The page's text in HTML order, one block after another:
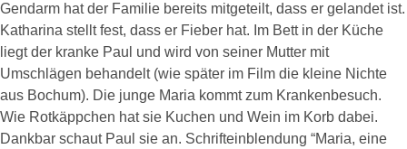
Gendarm hat der Familie bereits mitgeteilt, dass er gelandet ist.
Katharina stellt fest, dass er Fieber hat. Im Bett in der Küche
liegt der kranke Paul und wird von seiner Mutter mit
Umschlägen behandelt (wie später im Film die kleine Nichte
aus Bochum). Die junge Maria kommt zum Krankenbesuch.
Wie Rotkäppchen hat sie Kuchen und Wein im Korb dabei.
Dankbar schaut Paul sie an. Schrifteinblendung “Maria, eine